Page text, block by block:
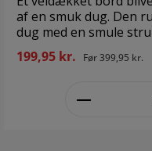
af en smuk dug. Den
dug med en smule
hverdag og fest og
en varm bund til dit
ovenikøbet i 100%
dig til bords med god
mærket. Tåler vask
199,95 kr. Før399,95 kr.